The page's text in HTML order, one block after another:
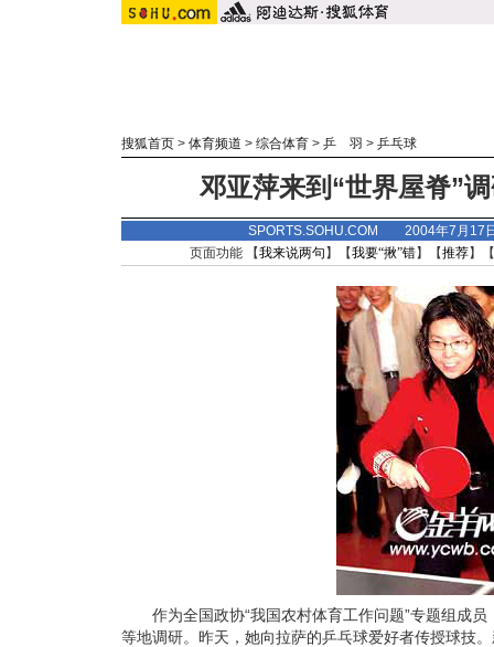
搜狐首页 > 体育频道 > 综合体育 > 乒 羽 > 乒乓球
邓亚萍来到“世界屋脊”
SPORTS.SOHU.COM 2004年7月17
页面功能 【我来说两句 】【我要“揪”错】【推荐】
作为全国政协“我国农村体育工作问题”专题组成员
等地调研。昨天，她向拉萨的乒乓球爱好者传授球技